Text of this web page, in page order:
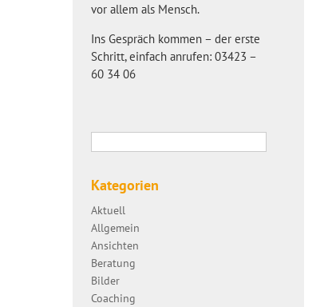
vor allem als Mensch.
Ins Gespräch kommen – der erste
Schritt, einfach anrufen: 03423 –
60 34 06
Kategorien
Aktuell
Allgemein
Ansichten
Beratung
Bilder
Coaching